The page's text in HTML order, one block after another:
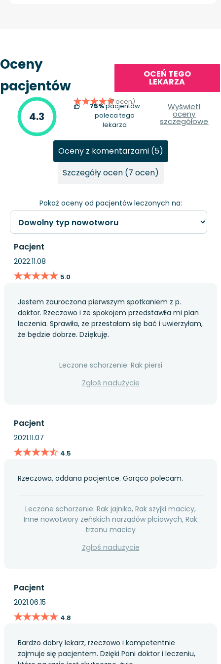
Oceny
pacjentów
OCEŃ TEGO
LEKARZA
4.3
(7 ocen)
75%pacjentów
poleca tego
lekarza
Wyświetl
oceny
szczegółowe
Pokaż oceny od pacjentów leczonych na:
Oceny z komentarzami (5)
Szczegóły ocen (7 ocen)
Pacjent
2022.11.08
★★★★★
★★★★★ 5.0
Jestem zauroczona pierwszym spotkaniem z p.
doktor. Rzeczowo i ze spokojem przedstawiła mi plan
leczenia. Sprawiła, ze przestałam się bać i uwierzyłam,
że będzie dobrze. Dziękuję.
Leczone schorzenie: Rak piersi
Zgłoś nadużycie
Pacjent
2021.11.07
★★★★★
★★★★★ 4.5
Rzeczowa, oddana pacjentce. Gorąco polecam.
Leczone schorzenie: Rak jajnika, Rak szyjki macicy,
Inne nowotwory żeńskich narządów płciowych, Rak
trzonu macicy
Zgłoś nadużycie
Pacjent
2021.06.15
★★★★★
★★★★★ 4.8
Bardzo dobry lekarz, rzeczowo i kompetentnie
zajmuje się pacjentem. Dzięki Pani doktor i leczeniu,